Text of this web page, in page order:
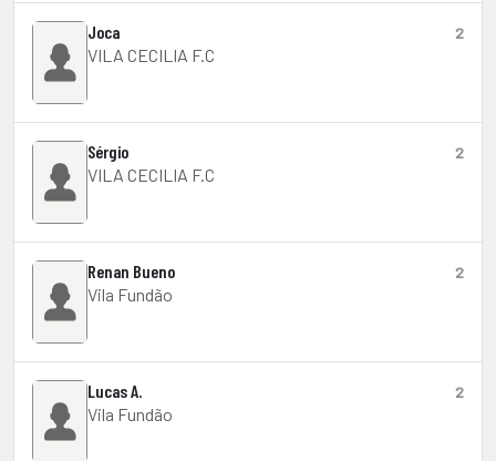
Joca
VILA CECILIA F.C
2
Sérgio
VILA CECILIA F.C
2
Renan Bueno
Vila Fundão
2
Lucas A.
Vila Fundão
2